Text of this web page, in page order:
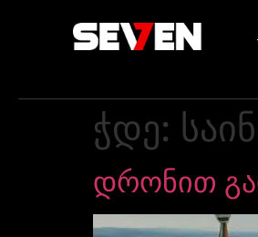
ჭდე:
დრონით